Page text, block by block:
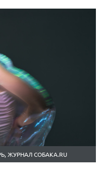
ЖУРНАЛ СОБАКА.RU